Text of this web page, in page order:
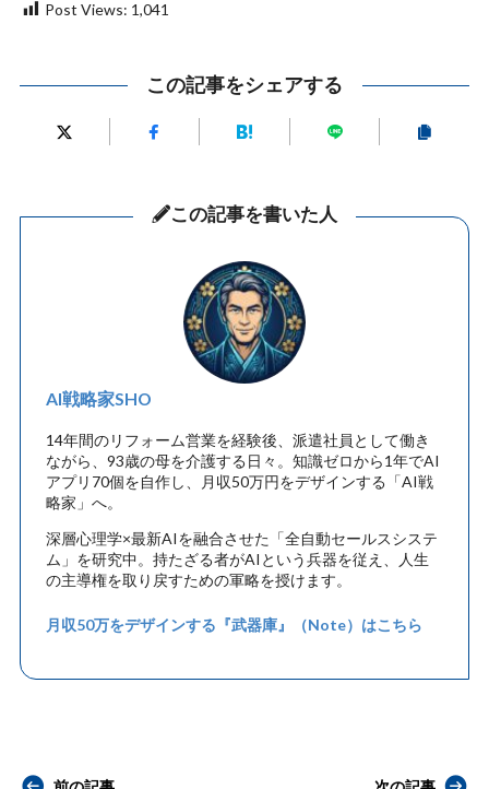
Post Views: 1,041
この記事をシェアする
この記事を書いた人
AI戦略家SHO
14年間のリフォーム営業を経験後、派遣社員として働き
ながら、93歳の母を介護する日々。知識ゼロから1年でAI
アプリ70個を自作し、月収50万円をデザインする「AI戦
略家」へ。
深層心理学×最新AIを融合させた「全自動セールスシステ
ム」を研究中。持たざる者がAIという兵器を従え、人生
の主導権を取り戻すための軍略を授けます。
月収50万をデザインする『武器庫』（Note）はこちら